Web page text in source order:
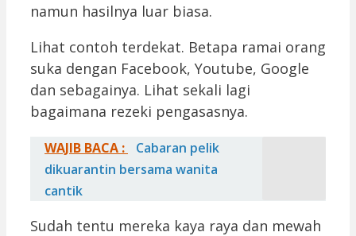
namun hasilnya luar biasa.
Lihat contoh terdekat. Betapa ramai orang
suka dengan Facebook, Youtube, Google
dan sebagainya. Lihat sekali lagi
bagaimana rezeki pengasasnya.
WAJIB BACA :
Cabaran pelik
dikuarantin bersama wanita
cantik
Sudah tentu mereka kaya raya dan mewah